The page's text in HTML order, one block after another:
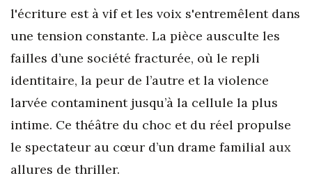
l'écriture est à vif et les voix s'entremêlent dans
une tension constante. La pièce ausculte les
failles d’une société fracturée, où le repli
identitaire, la peur de l’autre et la violence
larvée contaminent jusqu’à la cellule la plus
intime. Ce théâtre du choc et du réel propulse
le spectateur au cœur d’un drame familial aux
allures de thriller.